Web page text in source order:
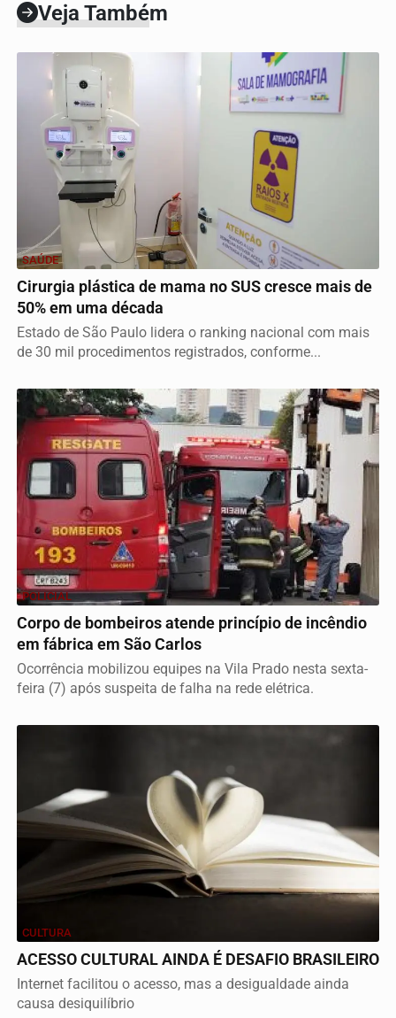
Veja Também
SAÚDE
Cirurgia plástica de mama no SUS cresce mais de
50% em uma década
Estado de São Paulo lidera o ranking nacional com mais
de 30 mil procedimentos registrados, conforme...
POLICIAL
Corpo de bombeiros atende princípio de incêndio
em fábrica em São Carlos
Ocorrência mobilizou equipes na Vila Prado nesta sexta-
feira (7) após suspeita de falha na rede elétrica.
CULTURA
ACESSO CULTURAL AINDA É DESAFIO BRASILEIRO
Internet facilitou o acesso, mas a desigualdade ainda
causa desiquilíbrio